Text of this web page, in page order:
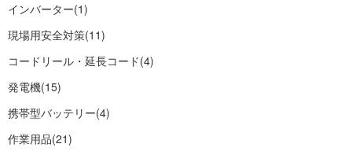
インバーター(1)
現場用安全対策(11)
コードリール・延長コード(4)
発電機(15)
携帯型バッテリー(4)
作業用品(21)